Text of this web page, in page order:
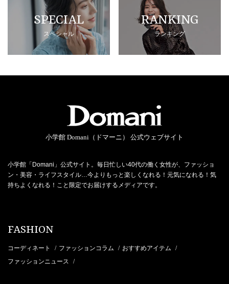
SPECIAL
スペシャル
RANKING
ランキング
小学館 Domani（ドマーニ） 公式ウェブサイト
小学館「Domani」公式サイト。毎日忙しい40代の働く女性が、ファッショ
ン・美容・ライフスタイル…今よりもっと楽しくなれる！元気になれる！気
持ちよくなれる！こと限定でお届けするメディアです。
FASHION
コーディネート / ファッションコラム / おすすめアイテム /
ファッションニュース /